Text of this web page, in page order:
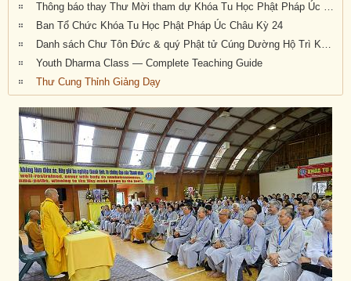
Thông báo thay Thư Mời tham dự Khóa Tu Học Phật Pháp Úc Châu kỳ 24 cuối năm 2026 của Giáo Hội PGVNTN Hải Ngoại tại UĐL-TTL
Ban Tổ Chức Khóa Tu Học Phật Pháp Úc Châu Kỳ 24
Danh sách Chư Tôn Đức & quý Phật tử Cúng Dường Hộ Trì Khóa Tu Học Phật Pháp Úc Châu kỳ 24 cuối năm 2026 của Giáo Hội PGVNTN Hải Ngoại tại UĐL-TTL
Youth Dharma Class — Complete Teaching Guide
Thư Cung Thỉnh Giảng Dạy